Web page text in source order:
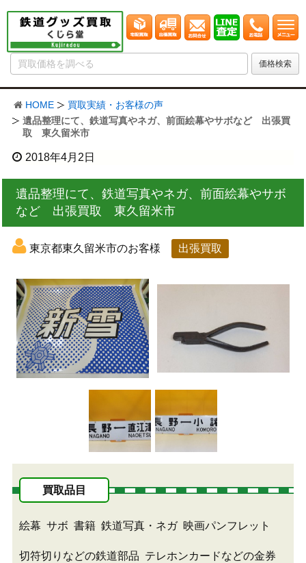
HOME
買取実績・お客様の声
遺品整理にて、鉄道写真やネガ、前面絵幕やサボなど 出張買
取 東久留米市
2018年4月2日
遺品整理にて、鉄道写真やネガ、前面絵幕やサボ
など 出張買取 東久留米市
東京都東久留米市のお客様 出張買取
買取品目
絵幕 サボ 書籍 鉄道写真・ネガ 映画パンフレット
切符切りなどの鉄道部品 テレホンカードなどの金券